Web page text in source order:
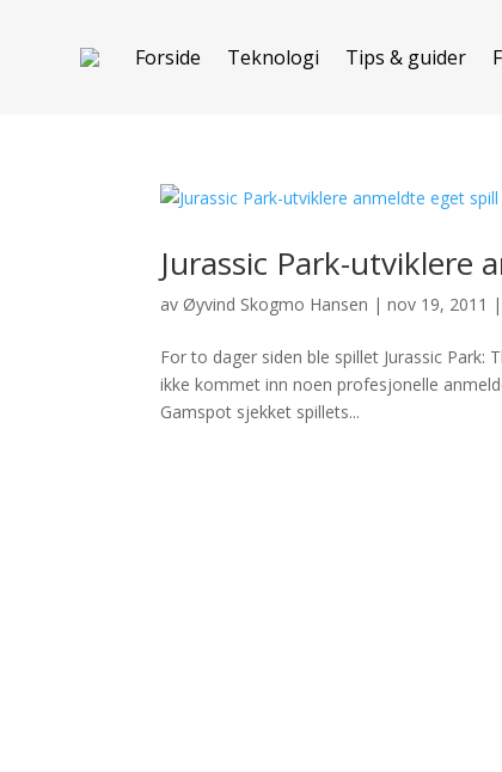
Forside Teknologi Tips & guider
Jurassic Park-utviklere
av Øyvind Skogmo Hansen |nov 19, 2011 |
For to dager siden ble spillet Jurassic
ikke kommet inn noen profesjonelle
Gamspot sjekket spillets...